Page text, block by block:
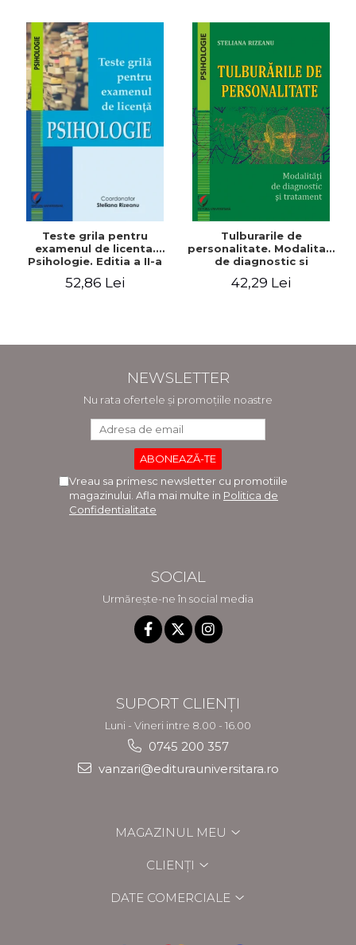
Teste grila pentru
examenul de licenta.
Psihologie. Editia a II-a
52,86 Lei
Tulburarile de
personalitate. Modalitati
de diagnostic si
42,29 Lei
NEWSLETTER
Nu rata ofertele și promoțiile noastre
Vreau sa primesc newsletter cu promotiile
magazinului. Afla mai multe in Politica de
Confidentialitate
SOCIAL
Urmărește-ne în social media
SUPORT CLIENȚI
Luni - Vineri intre 8.00 - 16.00
0745 200 357
vanzari@editurauniversitara.ro
MAGAZINUL MEU
CLIENȚI
DATE COMERCIALE